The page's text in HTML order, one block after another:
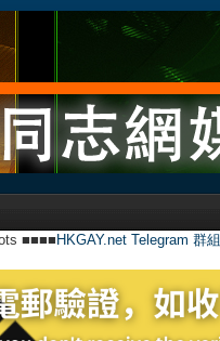
■■■■ HKGAY.net Telegram 群組